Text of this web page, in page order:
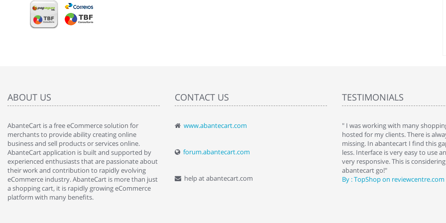
ABOUT US
AbanteCart is a free eCommerce solution for
merchants to provide ability creating online
business and sell products or services online.
AbanteCart application is built and supported by
experienced enthusiasts that are passionate about
their work and contribution to rapidly evolving
eCommerce industry. AbanteCart is more than just
a shopping cart, it is rapidly growing eCommerce
platform with many benefits.
CONTACT US
www.abantecart.com
forum.abantecart.com
help at abantecart.com
TESTIMONIALS
" Love the cart. I installed it a while back and use it
By : Liz Wattkins at shopping-cart-reviews.com
" I was working with many
hosted for my clients. There is
missing. In abantecart I find this
less. Interface is very easy to use
very responsive. This is
abantecart go!"
By : TopShop on reviewcentre.com